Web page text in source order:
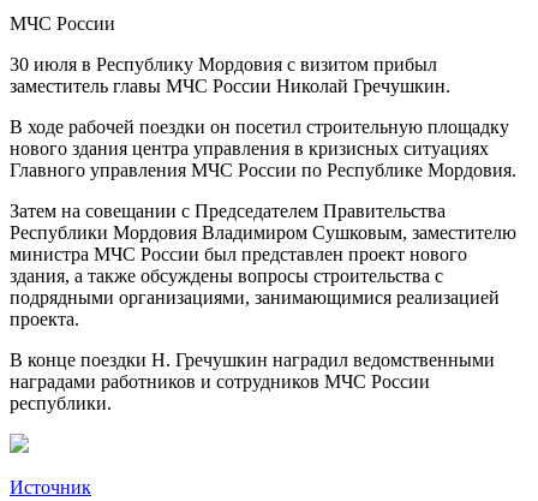
МЧС России
30 июля в Республику Мордовия с визитом прибыл
заместитель главы МЧС России Николай Гречушкин.
В ходе рабочей поездки он посетил строительную площадку
нового здания центра управления в кризисных ситуациях
Главного управления МЧС России по Республике Мордовия.
Затем на совещании с Председателем Правительства
Республики Мордовия Владимиром Сушковым, заместителю
министра МЧС России был представлен проект нового
здания, а также обсуждены вопросы строительства с
подрядными организациями, занимающимися реализацией
проекта.
В конце поездки Н. Гречушкин наградил ведомственными
наградами работников и сотрудников МЧС России
республики.
Источник